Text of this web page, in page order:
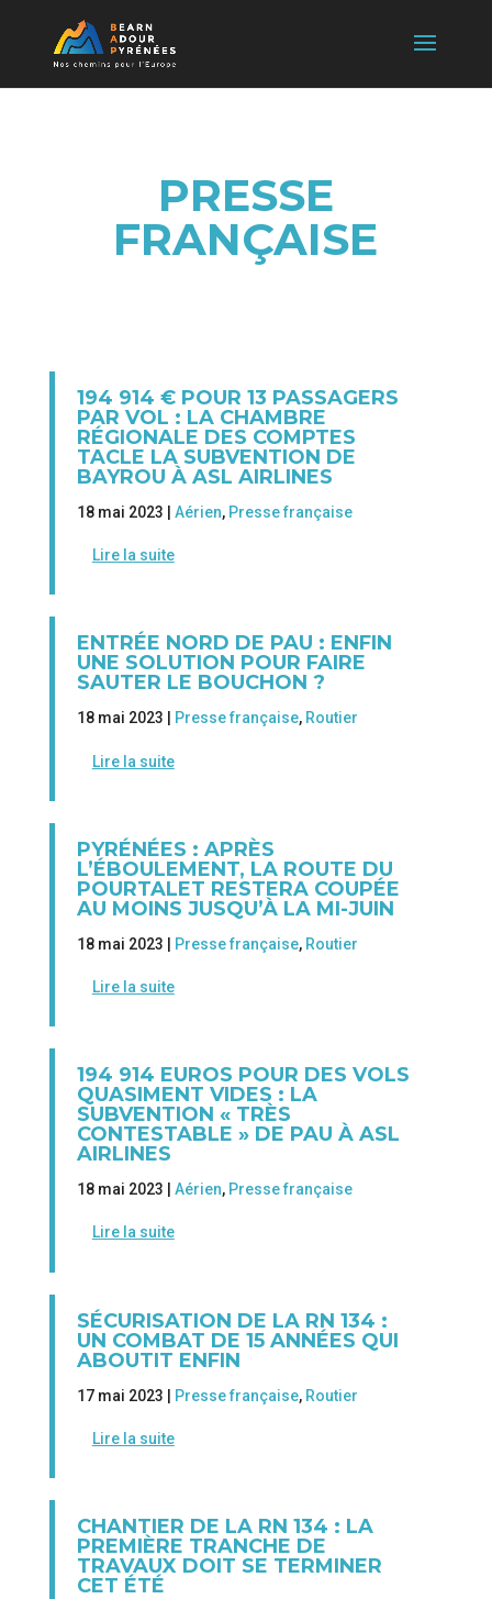
PRESSE
FRANÇAISE
194 914 € POUR 13 PASSAGERS
PAR VOL : LA CHAMBRE
RÉGIONALE DES COMPTES
TACLE LA SUBVENTION DE
BAYROU À ASL AIRLINES
18 mai 2023 | Aérien, Presse française
Lire la suite
ENTRÉE NORD DE PAU : ENFIN
UNE SOLUTION POUR FAIRE
SAUTER LE BOUCHON ?
18 mai 2023 | Presse française, Routier
Lire la suite
PYRÉNÉES : APRÈS
L’ÉBOULEMENT, LA ROUTE DU
POURTALET RESTERA COUPÉE
AU MOINS JUSQU’À LA MI-JUIN
18 mai 2023 | Presse française, Routier
Lire la suite
194 914 EUROS POUR DES VOLS
QUASIMENT VIDES : LA
SUBVENTION « TRÈS
CONTESTABLE » DE PAU À ASL
AIRLINES
18 mai 2023 | Aérien, Presse française
Lire la suite
SÉCURISATION DE LA RN 134 :
UN COMBAT DE 15 ANNÉES QUI
ABOUTIT ENFIN
17 mai 2023 | Presse française, Routier
Lire la suite
CHANTIER DE LA RN 134 : LA
PREMIÈRE TRANCHE DE
TRAVAUX DOIT SE TERMINER
CET ÉTÉ